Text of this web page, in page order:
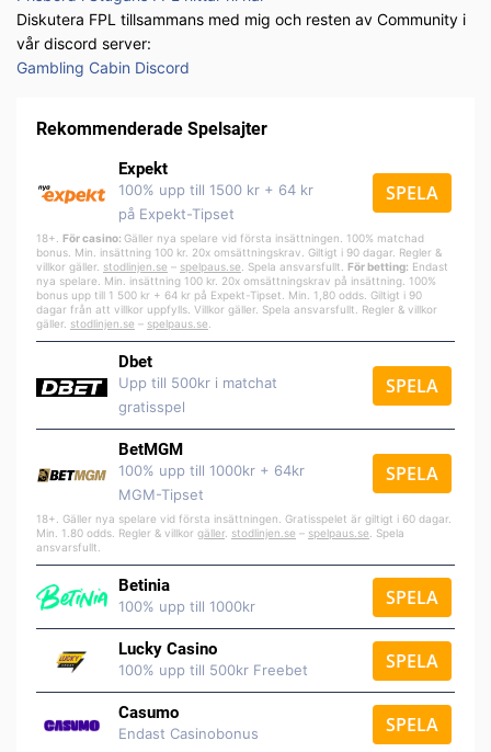
Diskutera FPL tillsammans med mig och resten av Community i
vår discord server:
Gambling Cabin Discord
Rekommenderade Spelsajter
Expekt
100% upp till 1500 kr + 64 kr
på Expekt-Tipset
SPELA
18+. För casino: Gäller nya spelare vid första insättningen. 100% matchad
bonus. Min. insättning 100 kr. 20x omsättningskrav. Giltigt i 90 dagar. Regler &
villkor gäller. stodlinjen.se – spelpaus.se . Spela ansvarsfullt. För betting: Endast
nya spelare. Min. insättning 100 kr. 20x omsättningskrav på insättning. 100%
bonus upp till 1 500 kr + 64 kr på Expekt-Tipset. Min. 1,80 odds. Giltigt i 90
dagar från att villkor uppfylls. Villkor gäller. Spela ansvarsfullt. Regler & villkor
gäller. stodlinjen.se – spelpaus.se
Dbet
Upp till 500kr i matchat
gratisspel
SPELA
BetMGM
100% upp till 1000kr + 64kr
MGM-Tipset
SPELA
18+. Gäller nya spelare vid första insättningen. Gratisspelet är giltigt i 60 dagar.
Min. 1.80 odds. Regler & villkor gäller stodlinjen.se – spelpaus.se . Spela
ansvarsfullt.
Betinia
100% upp till 1000kr SPELA
Lucky Casino
100% upp till 500kr Freebet SPELA
Casumo
Endast Casinobonus SPELA